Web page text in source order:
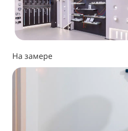
На замере